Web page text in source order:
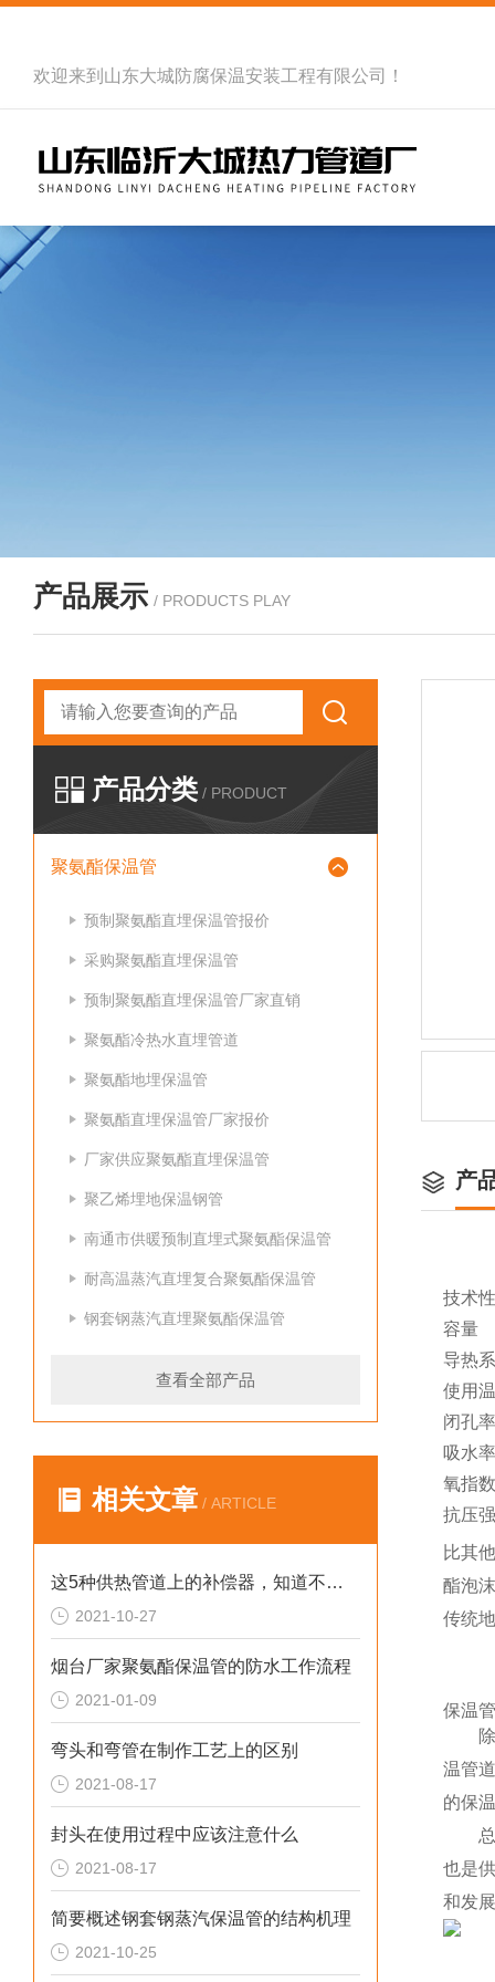
欢迎来到 山东大城防腐保温安装工程有限公司 ！
产品展示 / PRODUCTS PLAY
产品分类 / PRODUCT
聚氨酯保温管
预制聚氨酯直埋保温管报价
采购聚氨酯直埋保温管
预制聚氨酯直埋保温管厂家直销
聚氨酯冷热水直埋管道
聚氨酯地埋保温管
聚氨酯直埋保温管厂家报价
厂家供应聚氨酯直埋保温管
聚乙烯埋地保温钢管
南通市供暖预制直埋式聚氨酯保温管
耐高温蒸汽直埋复合聚氨酯保温管
钢套钢蒸汽直埋聚氨酯保温管
查看全部产品
相关文章 / ARTICLE
这5种供热管道上的补偿器，知道不知道？
2021-10-27
烟台厂家聚氨酯保温管的防水工作流程
2021-01-09
弯头和弯管在制作工艺上的区别
2021-08-17
封头在使用过程中应该注意什么
2021-08-17
简要概述钢套钢蒸汽保温管的结构机理
2021-10-25
产
技术
容量
导热
使用
闭孔率
吸水率
氧指数
抗压
比其
酯泡
传统
保温
除中
温管
的保
总
也是
和发